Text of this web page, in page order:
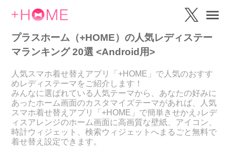
プラスホーム（+HOME）の人気レディステー
マランキング 20選 <Android用>
人気スマホ着せ替えアプリ「+HOME」で人気のおすす
めレディステーマをご紹介します！
みんなに選ばれている人気テーマから、あなたの好みに
あったホーム画面のカスタマイズテーマがあれば、人気
スマホ着せ替えアプリ「+HOME」で簡単きせかえ♪レデ
ィスアレンジのホーム画面に高画質な壁紙、アイコン、
時計ウィジェット、検索ウィジェットへまるごと無料で
着せ替え設定できます。